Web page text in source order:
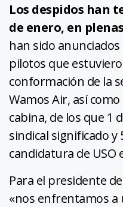
Los despidos han
de enero, en
han sido
pilotos que
conformación de la
Wamos Air, así
cabina, de los que 1
sindical significado
candidatura de USO
Para el presidente
«nos enfrentamos a